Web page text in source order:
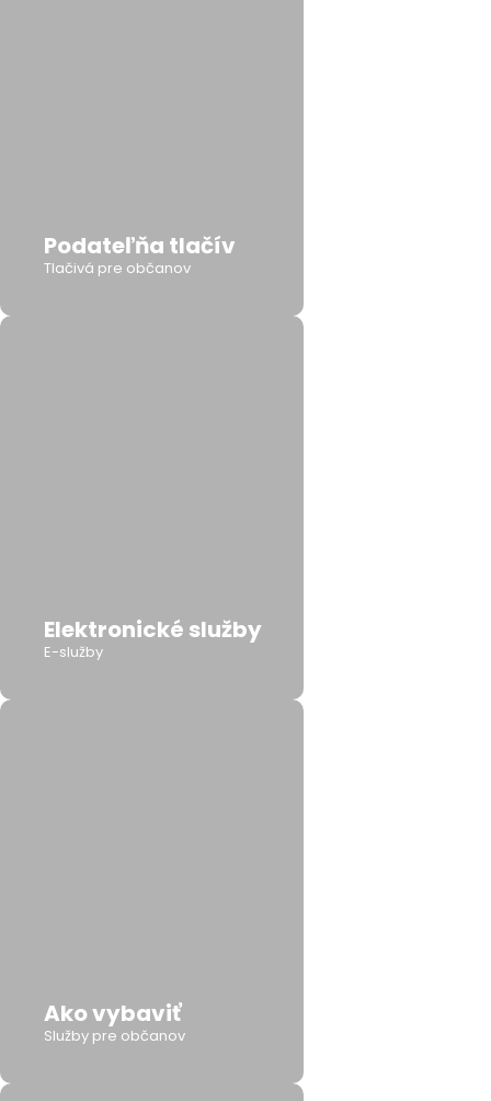
Podateľňa tlačív
Tlačivá pre občanov
Elektronické služby
E-služby
Ako vybaviť
Služby pre občanov